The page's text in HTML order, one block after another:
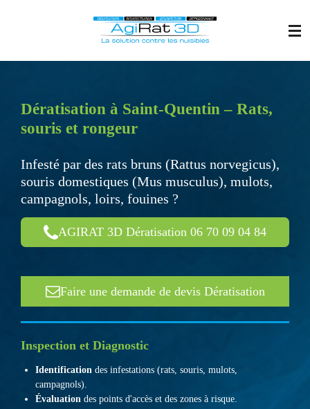
Dératisation à Saint-Quentin – Rats,
souris et rongeur
Infesté par des rats bruns (Rattus norvegicus),
souris domestiques (Mus musculus), mulots,
campagnols, loirs, fouines ?
AGIRAT 3D Dératisation 06 70 09 04 84
Faire une demande de devis Dératisation
Inspection et Diagnostic
Identification des infestations (rats, souris, mulots,
campagnols).
Évaluation des points d'accès et des zones à risque.